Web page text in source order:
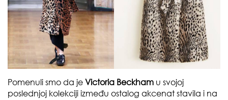
Pomenuli smo da je Victoria Beckham u svojoj
poslednjoj kolekciji između ostalog akcenat stavila i na